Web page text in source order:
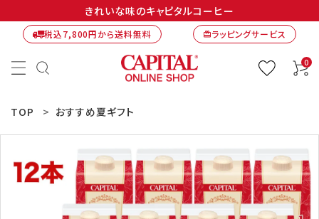
きれいな味のキャピタルコーヒー
税込7,800円から送料無料 card_giftcardラッピングサービス
0
TOP おすすめ夏ギフト